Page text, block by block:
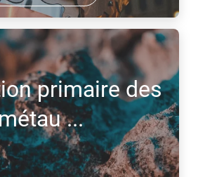
primaire des
...